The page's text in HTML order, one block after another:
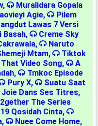
,
Muralidara Gopala
Agie,
Pilem
Lawas 7 Versi
Basah,
Creme Sky
,
Naruto
Mtam,
Tiktok
Video Song,
A
,
Tmkoc Episode
Pury X,
Suatu Saat
Joie Dans Ses Titres,
2gether The Series
Qosidah Cinta,
, Nuee Come Home,